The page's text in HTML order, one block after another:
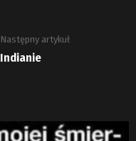
Następny artykuł
Indianie